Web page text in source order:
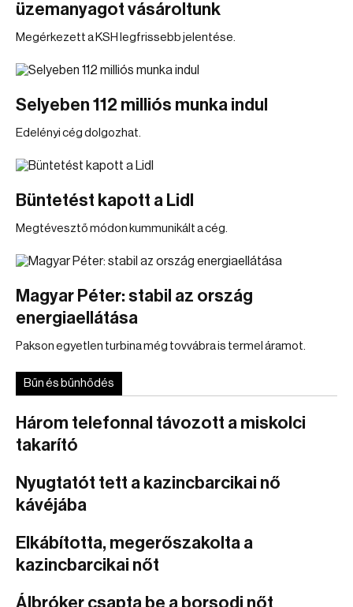
üzemanyagot vásároltunk
Megérkezett a KSH legfrissebb jelentése.
Selyeben 112 milliós munka indul
Edelényi cég dolgozhat.
Büntetést kapott a Lidl
Megtévesztő módon kummunikált a cég.
Magyar Péter: stabil az ország
energiaellátása
Pakson egyetlen turbina még tovvábra is termel áramot.
Bűn és bűnhődés
Három telefonnal távozott a miskolci
takarító
Nyugtatót tett a kazincbarcikai nő
kávéjába
Elkábította, megerőszakolta a
kazincbarcikai nőt
Álbróker csapta be a borsodi nőt